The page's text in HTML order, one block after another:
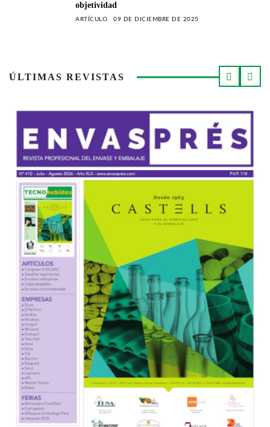
objetividad
ARTÍCULO 09 DE DICIEMBRE DE 2025
ÚLTIMAS REVISTAS